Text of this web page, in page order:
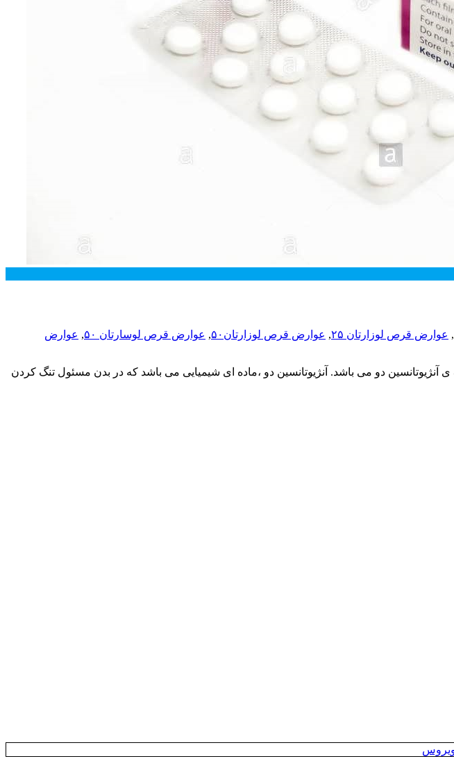
, عوارض قرص لوزارتان ۲۵ , عوارض قرص لوزارتان۵۰ , عوارض قرص لوسارتان ۵۰ , عوارض
آنژیوتانسین دو می باشد. آنژیوتانسین دو ،ماده ای شیمیایی می باشد که در بدن مسئول تنگ کردن